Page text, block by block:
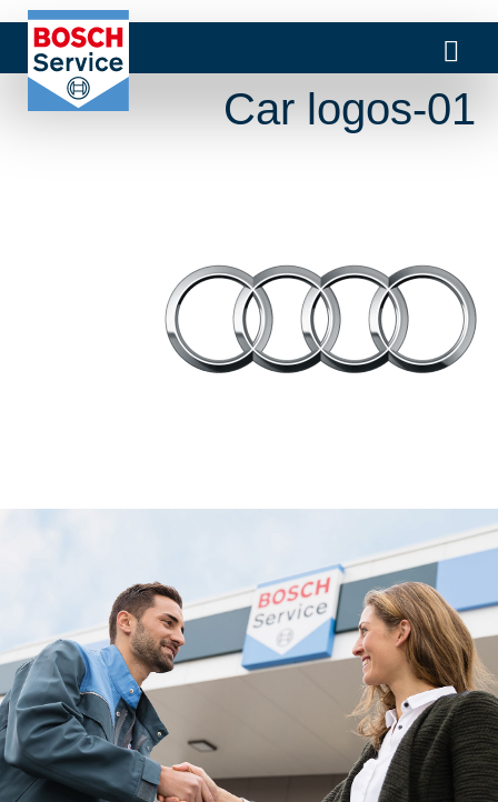
Car logos-01